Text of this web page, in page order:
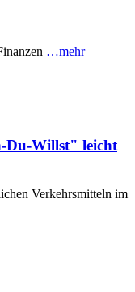
…mehr
Du-Willst" leicht
Verkehrsmitteln im